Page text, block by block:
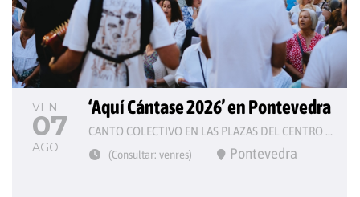
VEN
07
AGO
‘Aquí Cántase 2026’ en Pontevedra
CANTO COLECTIVO EN LAS PLAZAS DEL CENTRO HISTÓRICO
(Consultar: venres) Pontevedra